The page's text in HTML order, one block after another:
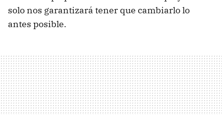
solo nos garantizará tener que cambiarlo lo
antes posible.